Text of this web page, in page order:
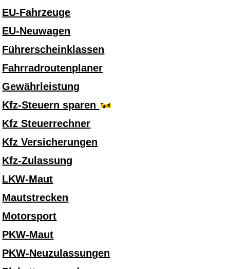
EU-Fahrzeuge
EU-Neuwagen
Führerscheinklassen
Fahrradroutenplaner
Gewährleistung
Kfz-Steuern sparen
Kfz Steuerrechner
Kfz Versicherungen
Kfz-Zulassung
LKW-Maut
Mautstrecken
Motorsport
PKW-Maut
PKW-Neuzulassungen